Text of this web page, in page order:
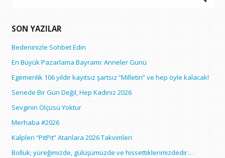
SON YAZILAR
Bedeninizle Sohbet Edin
En Büyük Pazarlama Bayramı: Anneler Günü
Egemenlik 106 yıldır kayıtsız şartsız “Milletin” ve hep öyle kalacak!
Senede Bir Gün Değil, Hep Kadınız 2026
Sevginin Ölçüsü Yoktur
Merhaba #2026
Kalpleri “PitPit” Atanlara 2026 Takvimleri
Bolluk; yüreğimizde, gülüşümüzde ve hissettiklerimizdedir…